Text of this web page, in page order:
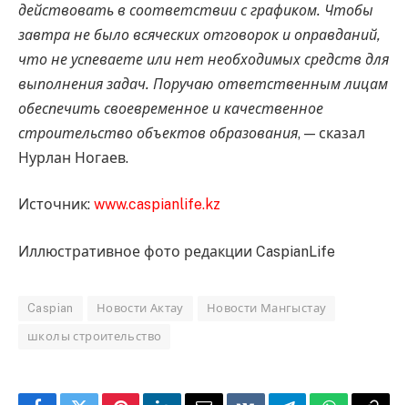
действовать в соответствии с графиком. Чтобы
завтра не было всяческих отговорок и оправданий,
что не успеваете или нет необходимых средств для
выполнения задач. Поручаю ответственным лицам
обеспечить своевременное и качественное
строительство объектов образования, — сказал
Нурлан Ногаев.
Источник: www.caspianlife.kz
Иллюстративное фото редакции CaspianLife
Caspian Новости Актау Новости Мангыстау
школы строительство